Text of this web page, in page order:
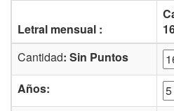
Letral mensual :
Cantidad: Sin Puntos
Años: